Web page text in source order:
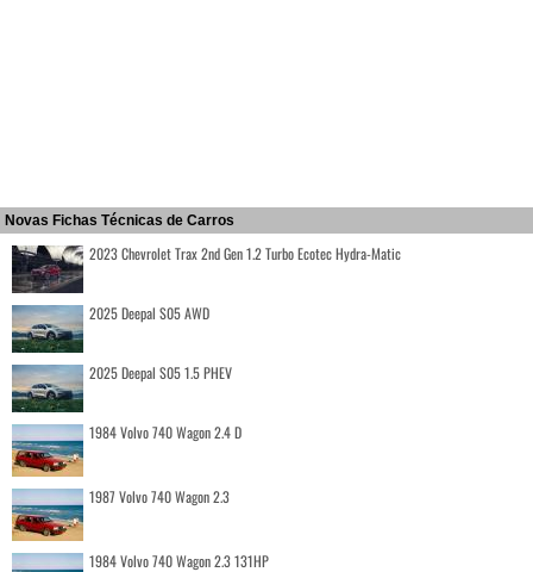
Novas Fichas Técnicas de Carros
2023 Chevrolet Trax 2nd Gen 1.2 Turbo Ecotec Hydra-Matic
2025 Deepal S05 AWD
2025 Deepal S05 1.5 PHEV
1984 Volvo 740 Wagon 2.4 D
1987 Volvo 740 Wagon 2.3
1984 Volvo 740 Wagon 2.3 131HP